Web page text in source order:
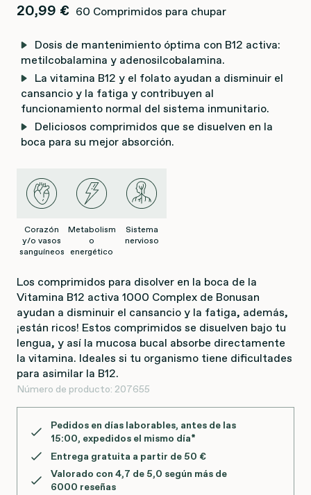
20,99 € 60 Comprimidos para chupar
Dosis de mantenimiento óptima con B12 activa:
metilcobalamina y adenosilcobalamina.
La vitamina B12 y el folato ayudan a disminuir el
cansancio y la fatiga y contribuyen al
funcionamiento normal del sistema inmunitario.
Deliciosos comprimidos que se disuelven en la
boca para su mejor absorción.
Corazón
y/o vasos
sanguíneos
Metabolism
o
energético
Sistema
nervioso
Los comprimidos para disolver en la boca de la
Vitamina B12 activa 1000 Complex de Bonusan
ayudan a disminuir el cansancio y la fatiga, además,
¡están ricos! Estos comprimidos se disuelven bajo tu
lengua, y así la mucosa bucal absorbe directamente
la vitamina. Ideales si tu organismo tiene dificultades
para asimilar la B12.
Número de producto: 207655
Pedidos en días laborables, antes de las
15:00, expedidos el mismo día*
Entrega gratuita a partir de 50 €
Valorado con 4,7 de 5,0 según más de
6000 reseñas